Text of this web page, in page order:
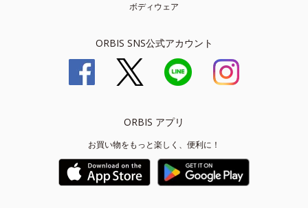
ボディウェア
ORBIS SNS公式アカウント
ORBIS アプリ
お買い物をもっと楽しく、便利に！